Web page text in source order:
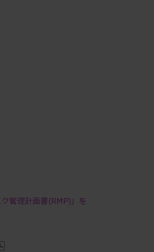
管理計画書(RMP)」を